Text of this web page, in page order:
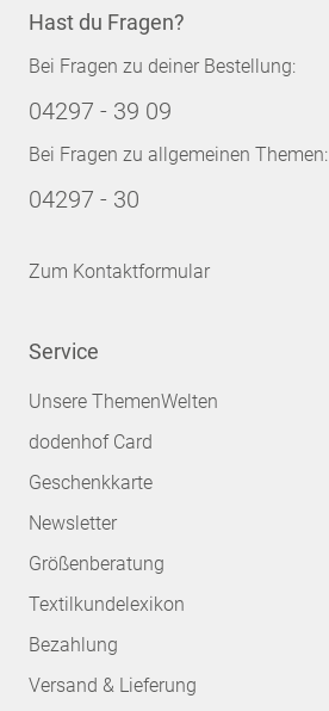
Hast du Fragen?
Bei Fragen zu deiner Bestellung:
04297 - 39 09
Bei Fragen zu allgemeinen Themen:
04297 - 30
Zum Kontaktformular
Service
Unsere ThemenWelten
dodenhof Card
Geschenkkarte
Newsletter
Größenberatung
Textilkundelexikon
Bezahlung
Versand & Lieferung